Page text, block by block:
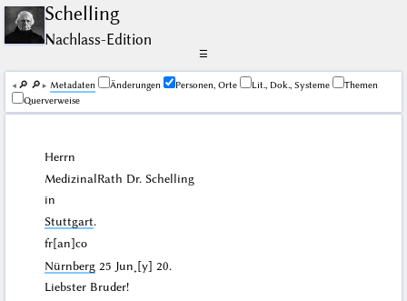
Schelling
Nachlass-Edition
☰
🔎︎ 🔎︎ Me­ta­da­ten Änderungen Personen, Orte Lit., Dok., Systeme
Themen
Querverweise
Herrn
MedizinalRath Dr. Schelling
in
Stuttgart.
fr[an]co
Nürnberg 25 Jun˖[y] 20.
Liebster Bruder!